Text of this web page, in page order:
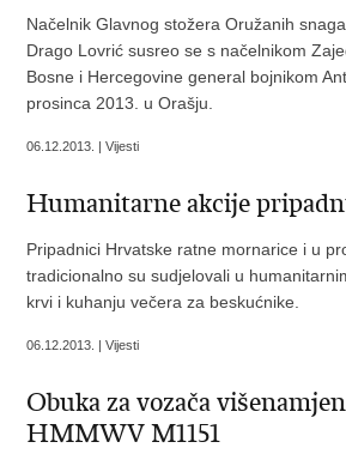
Načelnik Glavnog stožera Oružanih
Drago Lovrić susreo se s načelnikom
Bosne i Hercegovine general bojnikom
prosinca 2013. u Orašju.
06.12.2013. | Vijesti
Humanitarne akcije
Pripadnici Hrvatske ratne mornarice i u
tradicionalno su sudjelovali u
krvi i kuhanju večera za beskućnike.
06.12.2013. | Vijesti
Obuka za vozača
HMMWV M1151